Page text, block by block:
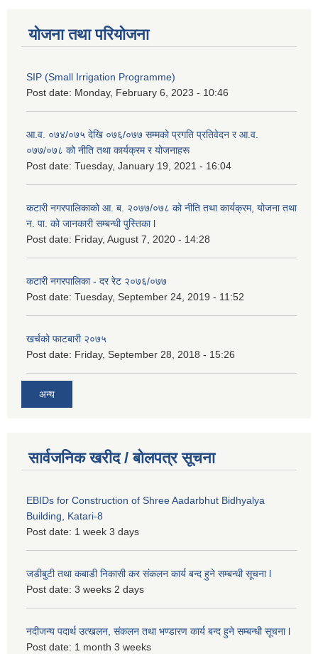
योजना तथा परियोजना
SIP (Small Irrigation Programme)
Post date: Monday, February 6, 2023 - 10:46
आ.व. ०७४/०७५ देखि ०७६/०७७ सम्मको प्रगति प्रतिवेदन र आ.व.
०७७/०७८ को नीति तथा कार्यक्रम र योजनाहरू
Post date: Tuesday, January 19, 2021 - 16:04
कटारी नगरपालिकाको आ. ब. २०७७/०७८ को नीति तथा कार्यक्रम, योजना तथा
न. पा. को जानकारी सम्बन्धी पुस्तिका l
Post date: Friday, August 7, 2020 - 14:28
कटारी नगरपालिका - दर रेट २०७६/०७७
Post date: Tuesday, September 24, 2019 - 11:52
खर्चको फाटबारी २०७५
Post date: Friday, September 28, 2018 - 15:26
अन्य
सार्वजनिक खरीद / बोलपत्र सूचना
EBIDs for Construction of Shree Aadarbhut Bidhyalya
Building, Katari-8
Post date: 1 week 3 days
जडीबुटी तथा कबाडी निकासी कर संकलन कार्य बन्द हुने सम्बन्धी सूचना l
Post date: 3 weeks 2 days
नदीजन्य पदार्थ उत्खलन, संकलन तथा भण्डारण कार्य बन्द हुने सम्बन्धी सूचना l
Post date: 1 month 3 weeks